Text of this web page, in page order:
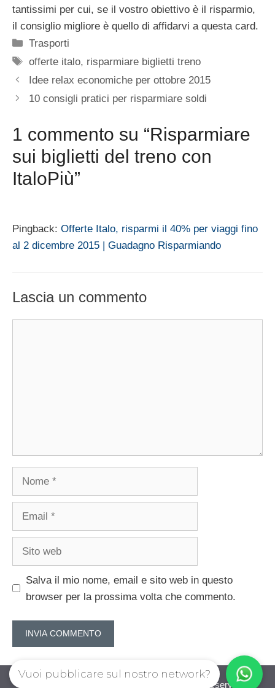
tantissimi per cui, se il vostro obiettivo è il risparmio,
il consiglio migliore è quello di affidarvi a questa card.
Categorie
Trasporti
Tag
offerte italo, risparmiare biglietti treno
Idee relax economiche per ottobre 2015
10 consigli pratici per risparmiare soldi
1 commento su “Risparmiare
sui biglietti del treno con
ItaloPiù”
Pingback: Offerte Italo, risparmi il 40% per viaggi fino
al 2 dicembre 2015 | Guadagno Risparmiando
Lascia un commento
Nome
Email
Sito
Salva il mio nome, email e sito web in questo
browser per la prossima volta che commento.
guadagnorisparmiando.com © 2026. All right reserverd.
Vuoi pubblicare sul nostro network?